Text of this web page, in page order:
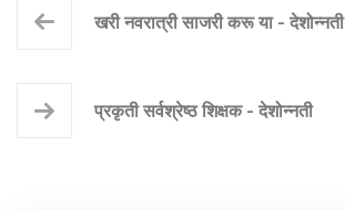
खरी नवरात्री साजरी करू या - देशोन्नती
प्रकृती सर्वश्रेष्ठ शिक्षक - देशोन्नती